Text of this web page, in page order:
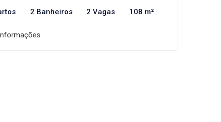
2 Banheiros 2 Vagas 108 m²